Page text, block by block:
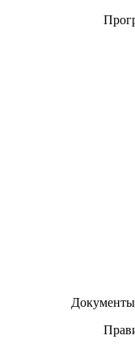
Документы